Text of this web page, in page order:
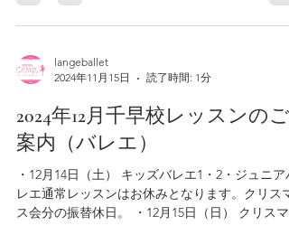
レッスン ▶幼児科・児童科・初等科・高等科通常
レッスンはお休み。発表会リハーサ...
langeballet
2024年11月15日
読了時間: 1分
2024年12月千早校レッスンのご
案内（バレエ）
・12月14日（土） キッズバレエ1・2・ジュニアバ
レエ通常レッスンはお休みとなります。クリスマ
ス会分の振替休日。 ・12月15日（日） クリスマ